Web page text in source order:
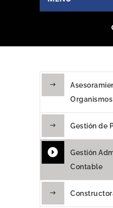
Gestión de
Gestión
Contable